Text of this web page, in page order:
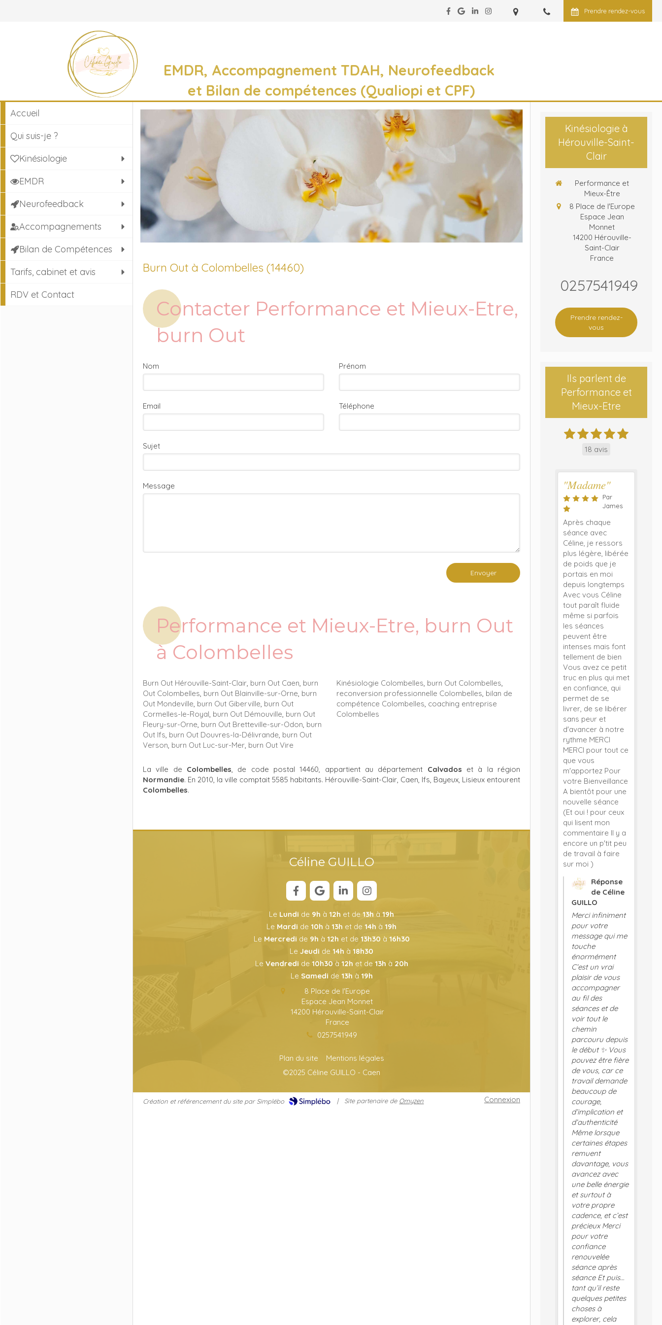
Prendre rendez-vous
EMDR, Accompagnement TDAH, Neurofeedback
et Bilan de compétences (Qualiopi et CPF)
Accueil
Qui suis-je ?
Kinésiologie
EMDR
Neurofeedback
Accompagnements
Bilan de Compétences
Tarifs, cabinet et avis
RDV et Contact
Burn Out à Colombelles (14460)
Contacter Performance et Mieux-Etre,
burn Out
Nom Prénom
Email Téléphone
Sujet
Message
Envoyer
Performance et Mieux-Etre, burn Out
à Colombelles
Burn Out Hérouville-Saint-Clair, burn Out Caen, burn
Out Colombelles, burn Out Blainville-sur-Orne, burn
Out Mondeville, burn Out Giberville, burn Out
Cormelles-le-Royal, burn Out Démouville, burn Out
Fleury-sur-Orne, burn Out Bretteville-sur-Odon, burn
Out Ifs, burn Out Douvres-la-Délivrande, burn Out
Verson, burn Out Luc-sur-Mer, burn Out Vire
Kinésiologie Colombelles, burn Out Colombelles,
reconversion professionnelle Colombelles, bilan de
compétence Colombelles, coaching entreprise
Colombelles
La ville de Colombelles, de code postal 14460, appartient au département Calvados et à la région
Normandie. En 2010, la ville comptait 5585 habitants. Hérouville-Saint-Clair, Caen, Ifs, Bayeux, Lisieux entourent
Colombelles.
Céline GUILLO
Le Lundi de 9h à 12h et de 13h à 19h
Le Mardi de 10h à 13h et de 14h à 19h
Le Mercredi de 9h à 12h et de 13h30 à 16h30
Le Jeudi de 14h à 18h30
Le Vendredi de 10h30 à 12h et de 13h à 20h
Le Samedi de 13h à 19h
8 Place de l'Europe
Espace Jean Monnet
14200 Hérouville-Saint-Clair
France
0257541949
Plan du site
Mentions légales
©2025 Céline GUILLO - Caen
Création et référencement du site par Simplébo | Site partenaire de Omyzen Connexion
Kinésiologie à
Hérouville-Saint-
Clair
Performance et
Mieux-Être
8 Place de l'Europe
Espace Jean
Monnet
14200 Hérouville-
Saint-Clair
France
0257541949
Prendre rendez-
vous
Ils parlent de
Performance et
Mieux-Etre
18 avis
"Madame"
Par
James
Après chaque
séance avec
Céline, je ressors
plus légère, libérée
de poids que je
portais en moi
depuis longtemps
Avec vous Céline
tout paraît fluide
même si parfois
les séances
peuvent être
intenses mais font
tellement de bien
Vous avez ce petit
truc en plus qui met
en confiance, qui
permet de se
livrer, de se libérer
sans peur et
d'avancer à notre
rythme MERCI
MERCI pour tout ce
que vous
m'apportez Pour
votre Bienveillance
A bientôt pour une
nouvelle séance
(Et oui ! pour ceux
qui lisent mon
commentaire Il y a
encore un p'tit peu
de travail à faire
sur moi )
Réponse
de Céline
GUILLO
Merci infiniment
pour votre
message qui me
touche
énormément
C’est un vrai
plaisir de vous
accompagner
au fil des
séances et de
voir tout le
chemin
parcouru depuis
le début ✨ Vous
pouvez être fière
de vous, car ce
travail demande
beaucoup de
courage,
d’implication et
d’authenticité
Même lorsque
certaines étapes
remuent
davantage, vous
avancez avec
une belle énergie
et surtout à
votre propre
cadence, et c’est
précieux Merci
pour votre
confiance
renouvelée
séance après
séance Et puis…
tant qu’il reste
quelques petites
choses à
explorer, cela